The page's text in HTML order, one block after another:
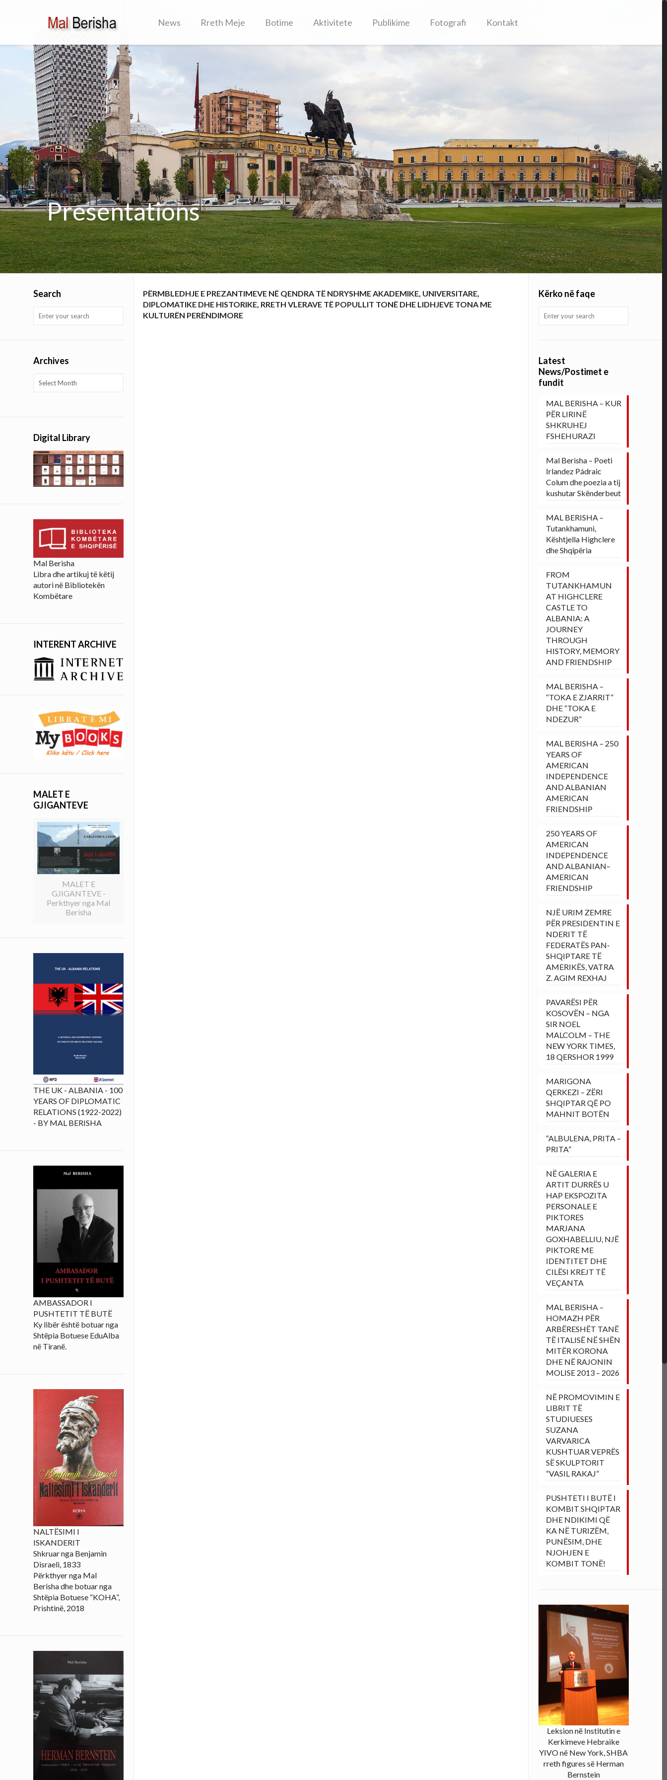
News Rreth Meje Botime Aktivitete Publikime Fotografi Kontakt
Presentations
PËRMBLEDHJE E PREZANTIMEVE NË QENDRA TË NDRYSHME AKADEMIKE, UNIVERSITARE,
DIPLOMATIKE DHE HISTORIKE, RRETH VLERAVE TË POPULLIT TONË DHE LIDHJEVE TONA ME
KULTURËN PERËNDIMORE
Search
Archives
Archives
Digital Library
Mal Berisha
Libra dhe artikuj të këtij
autori në Bibliotekën
Kombëtare
INTERENT ARCHIVE
MALET E
GJIGANTEVE
MALET E
GJIGANTEVE -
Perkthyer nga Mal
Berisha
THE UK - ALBANIA - 100
YEARS OF DIPLOMATIC
RELATIONS (1922-2022)
- BY MAL BERISHA
AMBASSADOR I
PUSHTETIT TË BUTË
Ky libër është botuar nga
Shtëpia Botuese EduAlba
në Tiranë.
NALTËSIMI I
ISKANDERIT
Shkruar nga Benjamin
Disraeli, 1833
Përkthyer nga Mal
Berisha dhe botuar nga
Shtëpia Botuese “KOHA”,
Prishtinë, 2018
Kërko në faqe
Latest
News/Postimet e
fundit
MAL BERISHA – KUR
PËR LIRINË
SHKRUHEJ
FSHEHURAZI
Mal Berisha – Poeti
Irlandez Pádraic
Colum dhe poezia a tij
kushutar Skënderbeut
MAL BERISHA –
Tutankhamuni,
Kështjella Highclere
dhe Shqipëria
FROM
TUTANKHAMUN
AT HIGHCLERE
CASTLE TO
ALBANIA: A
JOURNEY
THROUGH
HISTORY, MEMORY
AND FRIENDSHIP
MAL BERISHA –
“TOKA E ZJARRIT”
DHE “TOKA E
NDEZUR”
MAL BERISHA – 250
YEARS OF
AMERICAN
INDEPENDENCE
AND ALBANIAN
AMERICAN
FRIENDSHIP
250 YEARS OF
AMERICAN
INDEPENDENCE
AND ALBANIAN–
AMERICAN
FRIENDSHIP
NJË URIM ZEMRE
PËR PRESIDENTIN E
NDERIT TË
FEDERATËS PAN-
SHQIPTARE TË
AMERIKËS, VATRA
Z. AGIM REXHAJ
PAVARËSI PËR
KOSOVËN – NGA
SIR NOEL
MALCOLM – THE
NEW YORK TIMES,
18 QERSHOR 1999
MARIGONA
QERKEZI – ZËRI
SHQIPTAR QË PO
MAHNIT BOTËN
“ALBULENA, PRITA –
PRITA”
NË GALERIA E
ARTIT DURRËS U
HAP EKSPOZITA
PERSONALE E
PIKTORES
MARJANA
GOXHABELLIU, NJË
PIKTORE ME
IDENTITET DHE
CILËSI KREJT TË
VEÇANTA
MAL BERISHA –
HOMAZH PËR
ARBËRESHËT TANË
TË ITALISË NË SHËN
MITËR KORONA
DHE NË RAJONIN
MOLISE 2013 – 2026
NË PROMOVIMIN E
LIBRIT TË
STUDIUESES
SUZANA
VARVARICA
KUSHTUAR VEPRËS
SË SKULPTORIT
“VASIL RAKAJ”
PUSHTETI I BUTË I
KOMBIT SHQIPTAR
DHE NDIKIMI QË
KA NË TURIZËM,
PUNËSIM, DHE
NJOHJEN E
KOMBIT TONË!
Leksion në Institutin e
Kerkimeve Hebraike
YIVO në New York, SHBA
rreth figures së Herman
Bernstein